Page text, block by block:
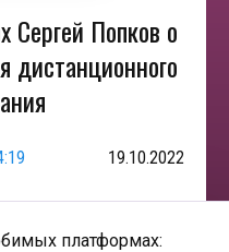
Сергей Попков о
дистанционного
19.10.2022
платформах: